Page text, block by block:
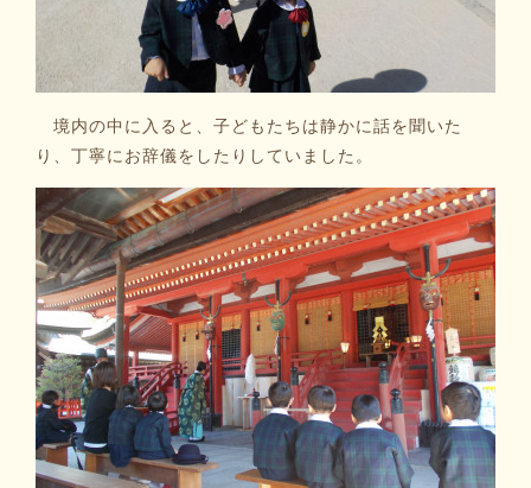
境内の中に入ると、子どもたちは静かに話を聞いた
り、丁寧にお辞儀をしたりしていました。